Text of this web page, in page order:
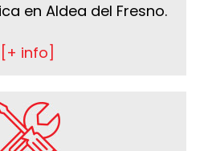
en Aldea del Fresno.
[+ info]